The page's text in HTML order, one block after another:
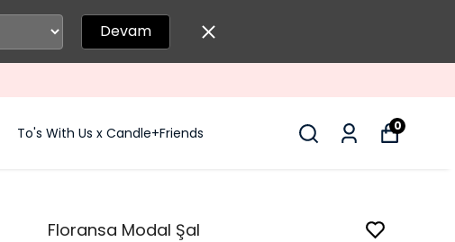
Devam
To's With Us x Candle+Friends 0
Floransa Modal Şal